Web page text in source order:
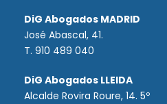
DiG Abogados MADRID
José Abascal, 41.
T. 910 489 040
DiG Abogados LLEIDA
Alcalde Rovira Roure, 14. 5º